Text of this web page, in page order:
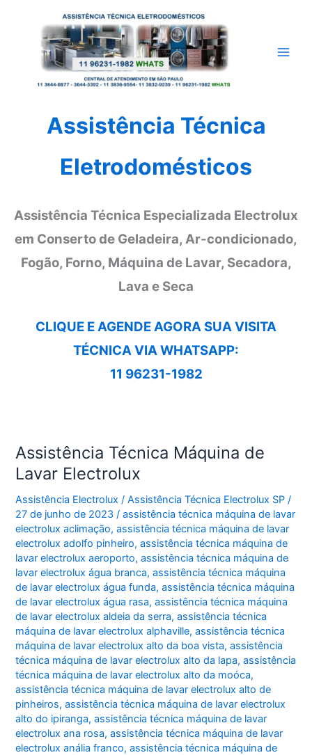
conteúdo
Assistência Técnica
Eletrodomésticos
Assistência Técnica Especializada Electrolux
em Conserto de Geladeira, Ar-condicionado,
Fogão, Forno, Máquina de Lavar, Secadora,
Lava e Seca
CLIQUE E AGENDE AGORA SUA VISITA
TÉCNICA VIA WHATSAPP:
11 96231-1982
Assistência Técnica Máquina de
Lavar Electrolux
Assistência Electrolux /Assistência Técnica Electrolux SP/
27 de junho de 2023/assistência técnica máquina de lavar
electrolux aclimação,assistência técnica máquina de lavar
electrolux adolfo pinheiro,assistência técnica máquina de
lavar electrolux aeroporto,assistência técnica máquina de
lavar electrolux água branca,assistência técnica máquina
de lavar electrolux água funda,assistência técnica máquina
de lavar electrolux água rasa,assistência técnica máquina
de lavar electrolux aldeia da serra,assistência técnica
máquina de lavar electrolux alphaville,assistência técnica
máquina de lavar electrolux alto da boa vista,assistência
técnica máquina de lavar electrolux alto da lapa,assistência
técnica máquina de lavar electrolux alto da moóca,
assistência técnica máquina de lavar electrolux alto de
pinheiros,assistência técnica máquina de lavar electrolux
alto do ipiranga,assistência técnica máquina de lavar
electrolux ana rosa,assistência técnica máquina de lavar
electrolux anália franco,assistência técnica máquina de